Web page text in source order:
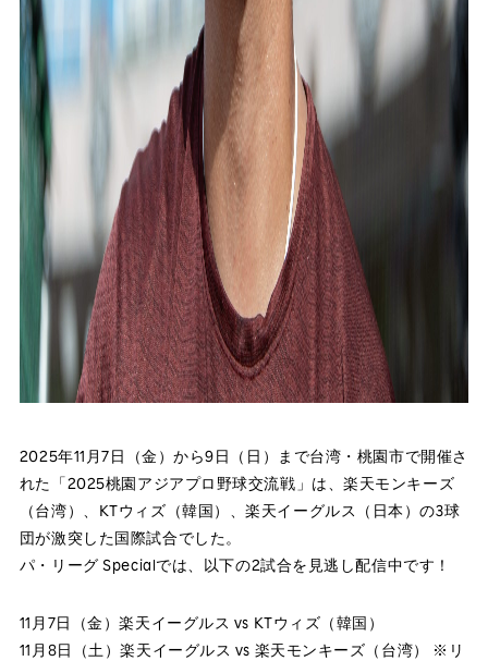
2025年11月7日（金）から9日（日）まで台湾・桃園市で開催さ
れた「2025桃園アジアプロ野球交流戦」は、楽天モンキーズ
（台湾）、KTウィズ（韓国）、楽天イーグルス（日本）の3球
団が激突した国際試合でした。
パ・リーグ Specialでは、以下の2試合を見逃し配信中です！
11月7日（金）楽天イーグルス vs KTウィズ（韓国）
11月8日（土）楽天イーグルス vs 楽天モンキーズ（台湾） ※リ